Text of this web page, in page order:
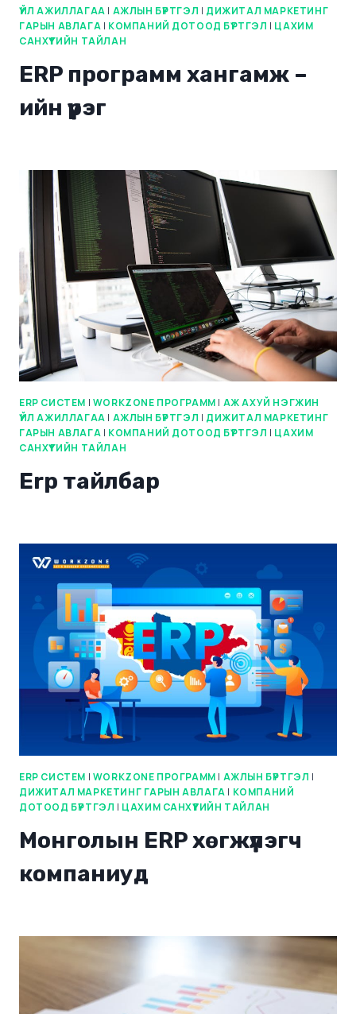
ҮЙЛ АЖИЛЛАГАА | АЖЛЫН БҮРТГЭЛ | ДИЖИТАЛ МАРКЕТИНГ
ГАРЫН АВЛАГА | КОМПАНИЙ ДОТООД БҮРТГЭЛ | ЦАХИМ
САНХҮҮГИЙН ТАЙЛАН
ERP программ хангамж –
ийн үүрэг
ERP СИСТЕМ | WORKZONE ПРОГРАММ | АЖ АХУЙ НЭГЖИН
ҮЙЛ АЖИЛЛАГАА | АЖЛЫН БҮРТГЭЛ | ДИЖИТАЛ МАРКЕТИНГ
ГАРЫН АВЛАГА | КОМПАНИЙ ДОТООД БҮРТГЭЛ | ЦАХИМ
САНХҮҮГИЙН ТАЙЛАН
Erp тайлбар
ERP СИСТЕМ | WORKZONE ПРОГРАММ | АЖЛЫН БҮРТГЭЛ |
ДИЖИТАЛ МАРКЕТИНГ ГАРЫН АВЛАГА | КОМПАНИЙ
ДОТООД БҮРТГЭЛ | ЦАХИМ САНХҮҮГИЙН ТАЙЛАН
Монголын ERP хөгжүүлэгч
компаниуд